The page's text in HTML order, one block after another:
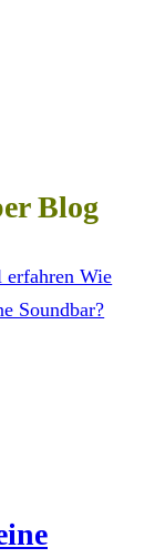
Blog